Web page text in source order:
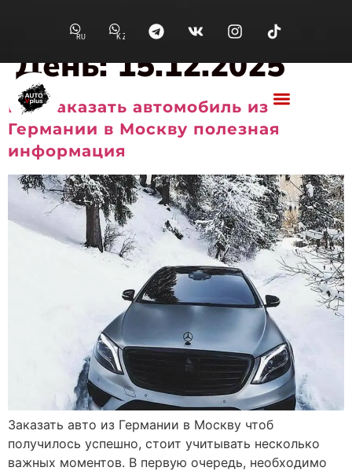
RU KZ
День:15.12.2025
Как заказать автомобиль из
Германии в Москву полезная
информация
Заказать авто из Германии в Москву чтоб
получилось успешно, стоит учитывать несколько
важных моментов. В первую очередь, необходимо